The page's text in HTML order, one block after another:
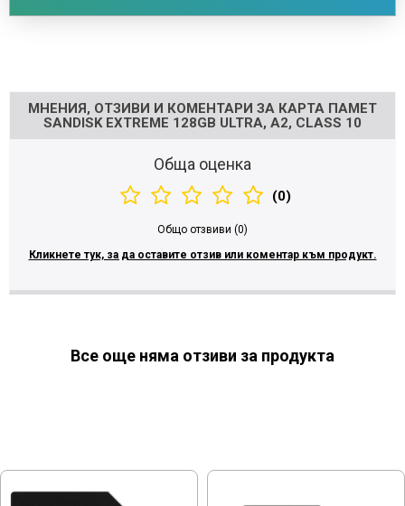
МНЕНИЯ, ОТЗИВИ И КОМЕНТАРИ ЗА КАРТА ПАМЕТ
SANDISK EXTREME 128GB ULTRA, A2, CLASS 10
Обща оценка
(0)
Общо отзвиви (0)
Кликнете тук, за да оставите отзив или коментар към продукт.
Все още няма отзиви за продукта